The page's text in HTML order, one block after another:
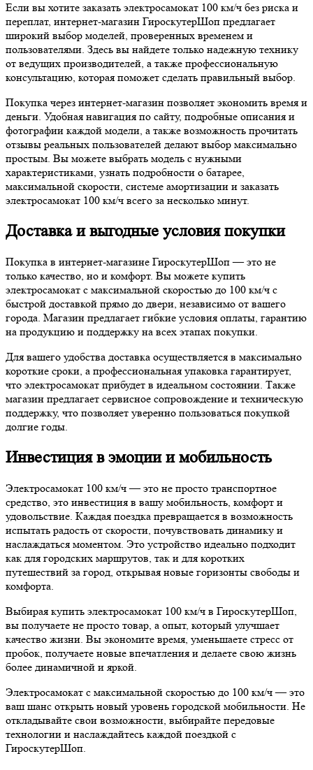
Если вы хотите заказать электросамокат 100 км/ч без риска и
переплат, интернет-магазин ГироскутерШоп предлагает
широкий выбор моделей, проверенных временем и
пользователями. Здесь вы найдете только надежную технику
от ведущих производителей, а также профессиональную
консультацию, которая поможет сделать правильный выбор.
Покупка через интернет-магазин позволяет экономить время и
деньги. Удобная навигация по сайту, подробные описания и
фотографии каждой модели, а также возможность прочитать
отзывы реальных пользователей делают выбор максимально
простым. Вы можете выбрать модель с нужными
характеристиками, узнать подробности о батарее,
максимальной скорости, системе амортизации и заказать
электросамокат 100 км/ч всего за несколько минут.
Доставка и выгодные условия покупки
Покупка в интернет-магазине ГироскутерШоп — это не
только качество, но и комфорт. Вы можете купить
электросамокат с максимальной скоростью до 100 км/ч с
быстрой доставкой прямо до двери, независимо от вашего
города. Магазин предлагает гибкие условия оплаты, гарантию
на продукцию и поддержку на всех этапах покупки.
Для вашего удобства доставка осуществляется в максимально
короткие сроки, а профессиональная упаковка гарантирует,
что электросамокат прибудет в идеальном состоянии. Также
магазин предлагает сервисное сопровождение и техническую
поддержку, что позволяет уверенно пользоваться покупкой
долгие годы.
Инвестиция в эмоции и мобильность
Электросамокат 100 км/ч — это не просто транспортное
средство, это инвестиция в вашу мобильность, комфорт и
удовольствие. Каждая поездка превращается в возможность
испытать радость от скорости, почувствовать динамику и
наслаждаться моментом. Это устройство идеально подходит
как для городских маршрутов, так и для коротких
путешествий за город, открывая новые горизонты свободы и
комфорта.
Выбирая купить электросамокат 100 км/ч в ГироскутерШоп,
вы получаете не просто товар, а опыт, который улучшает
качество жизни. Вы экономите время, уменьшаете стресс от
пробок, получаете новые впечатления и делаете свою жизнь
более динамичной и яркой.
Электросамокат с максимальной скоростью до 100 км/ч — это
ваш шанс открыть новый уровень городской мобильности. Не
откладывайте свои возможности, выбирайте передовые
технологии и наслаждайтесь каждой поездкой с
ГироскутерШоп.